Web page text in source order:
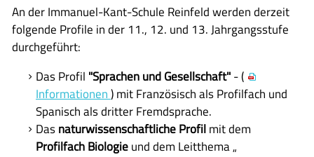
Lernen an der KGS
Für Eltern und Schüler
Unsere Schulgemeinschaft
Kontakt
🇬🇧
An der Immanuel-Kant-Schule Reinfeld werden derzeit
folgende Profile in der 11., 12. und 13. Jahrgangsstufe
durchgeführt:
Das Profil "Sprachen und Gesellschaft"- (
Informationen) mit Französisch als Profilfach und
Spanisch als dritter Fremdsprache.
Dasnaturwissenschaftliche Profilmit dem
Profilfach Biologieund dem Leitthema „